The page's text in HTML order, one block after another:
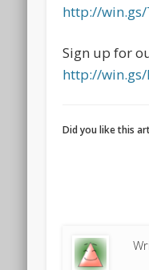
http://
Sign up for
http://
Did you like this